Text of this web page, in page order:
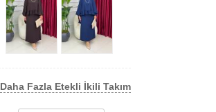
Daha Fazla Etekli İkili Takım